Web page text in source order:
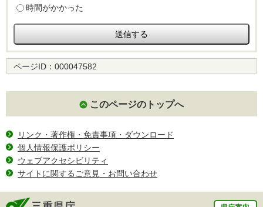
時間がかかった
ページID： 000047582
このページのトップへ
リンク・著作権・免責事項・ダウンロード
個人情報保護ポリシー
ウェブアクセシビリティ
サイトに関するご意見・お問い合わせ